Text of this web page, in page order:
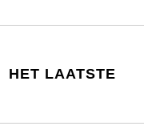
HET LAATSTE